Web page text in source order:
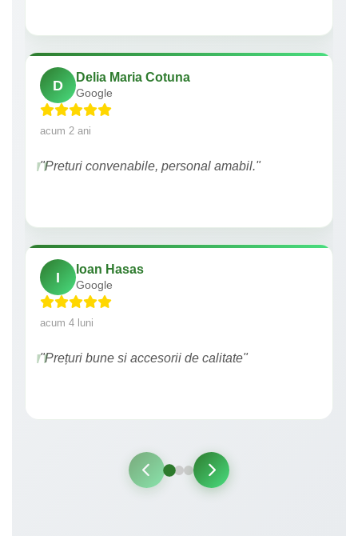
D
Delia Maria Cotuna
Google
acum 2 ani
"Preturi convenabile, personal amabil."
I
Ioan Hasas
Google
acum 4 luni
"Prețuri bune si accesorii de calitate"